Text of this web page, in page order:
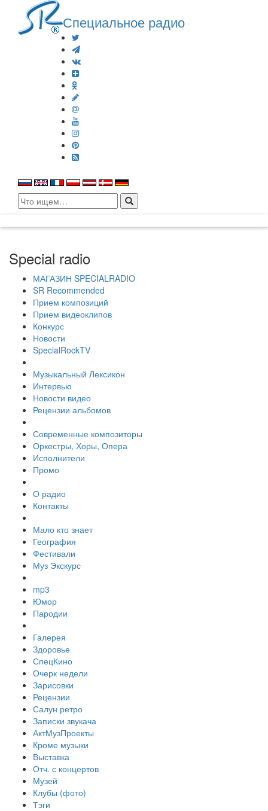
Специальное радио
Search
for:
Special radio
МАГАЗИН SPECIALRADIO
SR Recommended
Прием композиций
Прием видеоклипов
Конкурс
Новости
SpecialRockTV
Музыкальный Лексикон
Интервью
Новости видео
Рецензии альбомов
Современные композиторы
Оркестры, Хоры, Опера
Исполнители
Промо
О радио
Контакты
Мало кто знает
География
Фестивали
Муз Экскурс
mp3
Юмор
Пародии
Галерея
Здоровье
СпецКино
Очерк недели
Зарисовки
Рецензии
Салун ретро
Записки звукача
АктМузПроекты
Кроме музыки
Выставка
Отч. с концертов
Музей
Клубы (фото)
Тэги